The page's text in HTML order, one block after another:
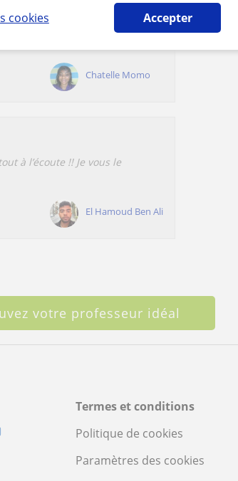
cookies Accepter
Chatelle Momo
à l’écoute !! Je vous le
El Hamoud Ben Ali
votre professeur idéal
Termes et conditions
Politique de cookies
Paramètres des cookies